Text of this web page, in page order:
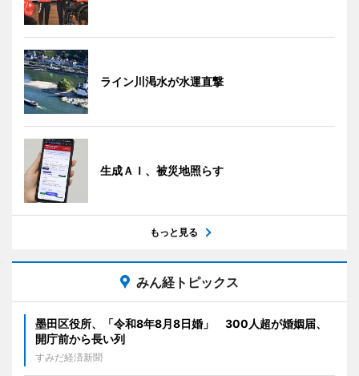
ライン川渇水が水運直撃
生成ＡＩ、被災地照らす
もっと見る
みん経トピックス
墨田区役所、「令和8年8月8日婚」 300人超が婚姻届、
開庁前から長い列
すみだ経済新聞